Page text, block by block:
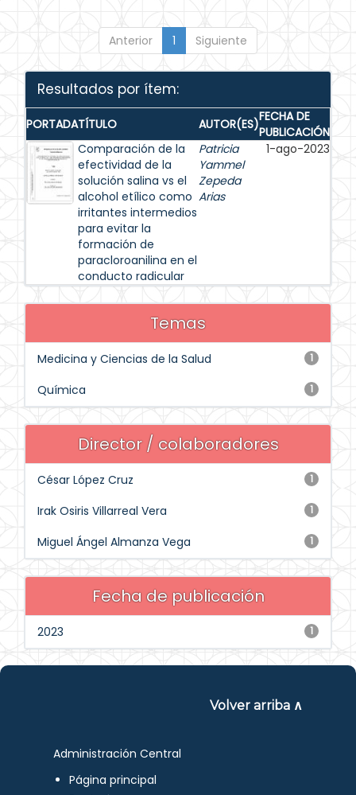
Anterior 1 Siguiente
Resultados por ítem:
PORTADATÍTULO AUTOR(ES)FECHA DE
PUBLICACIÓN
Comparación de la
efectividad de la
solución salina vs el
alcohol etílico como
irritantes intermedios
para evitar la
formación de
paracloroanilina en el
conducto radicular
Patricia
Yammel
Zepeda
Arias
1-ago-2023
Temas
1
Medicina y Ciencias de la Salud
1
Química
Director / colaboradores
1
César López Cruz
1
Irak Osiris Villarreal Vera
1
Miguel Ángel Almanza Vega
Fecha de publicación
1
2023
Volver arriba ∧
Administración Central
Página principal